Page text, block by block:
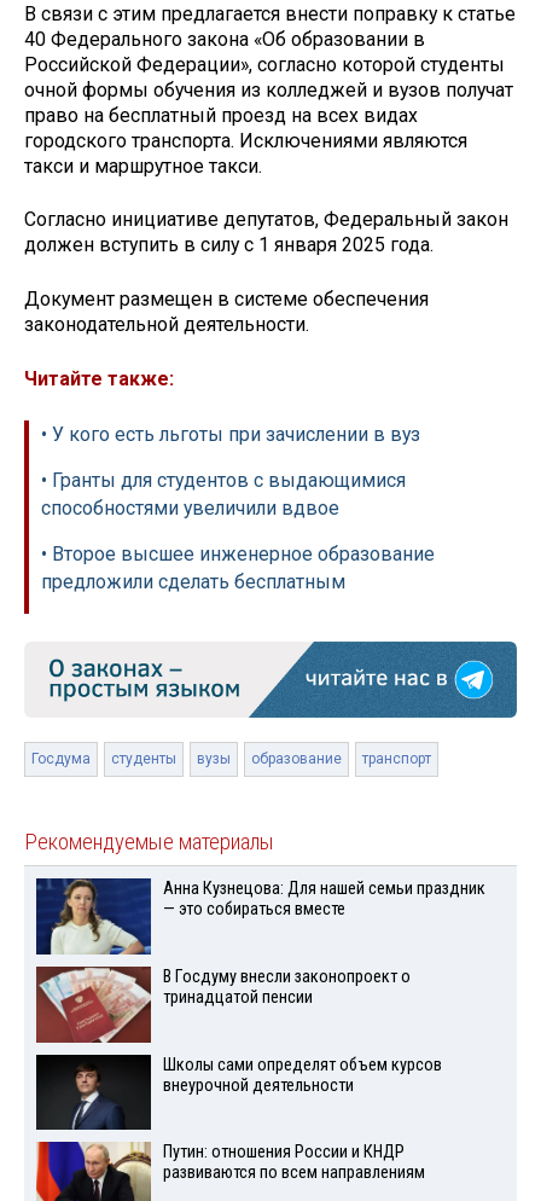
В связи с этим предлагается внести поправку к статье
40 Федерального закона «Об образовании в
Российской Федерации», согласно которой студенты
очной формы обучения из колледжей и вузов получат
право на бесплатный проезд на всех видах
городского транспорта. Исключениями являются
такси и маршрутное такси.
Согласно инициативе депутатов, Федеральный закон
должен вступить в силу с 1 января 2025 года.
Документ размещен в системе обеспечения
законодательной деятельности.
Читайте также:
• У кого есть льготы при зачислении в вуз
• Гранты для студентов c выдающимися
способностями увеличили вдвое
• Второе высшее инженерное образование
предложили сделать бесплатным
Госдума студенты вузы образование транспорт
Рекомендуемые материалы
Анна Кузнецова: Для нашей семьи праздник
— это собираться вместе
В Госдуму внесли законопроект о
тринадцатой пенсии
Школы сами определят объем курсов
внеурочной деятельности
Путин: отношения России и КНДР
развиваются по всем направлениям